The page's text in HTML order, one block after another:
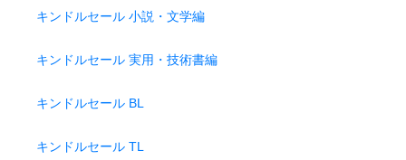
キンドルセール 小説・文学編
キンドルセール 実用・技術書編
キンドルセール BL
キンドルセール TL